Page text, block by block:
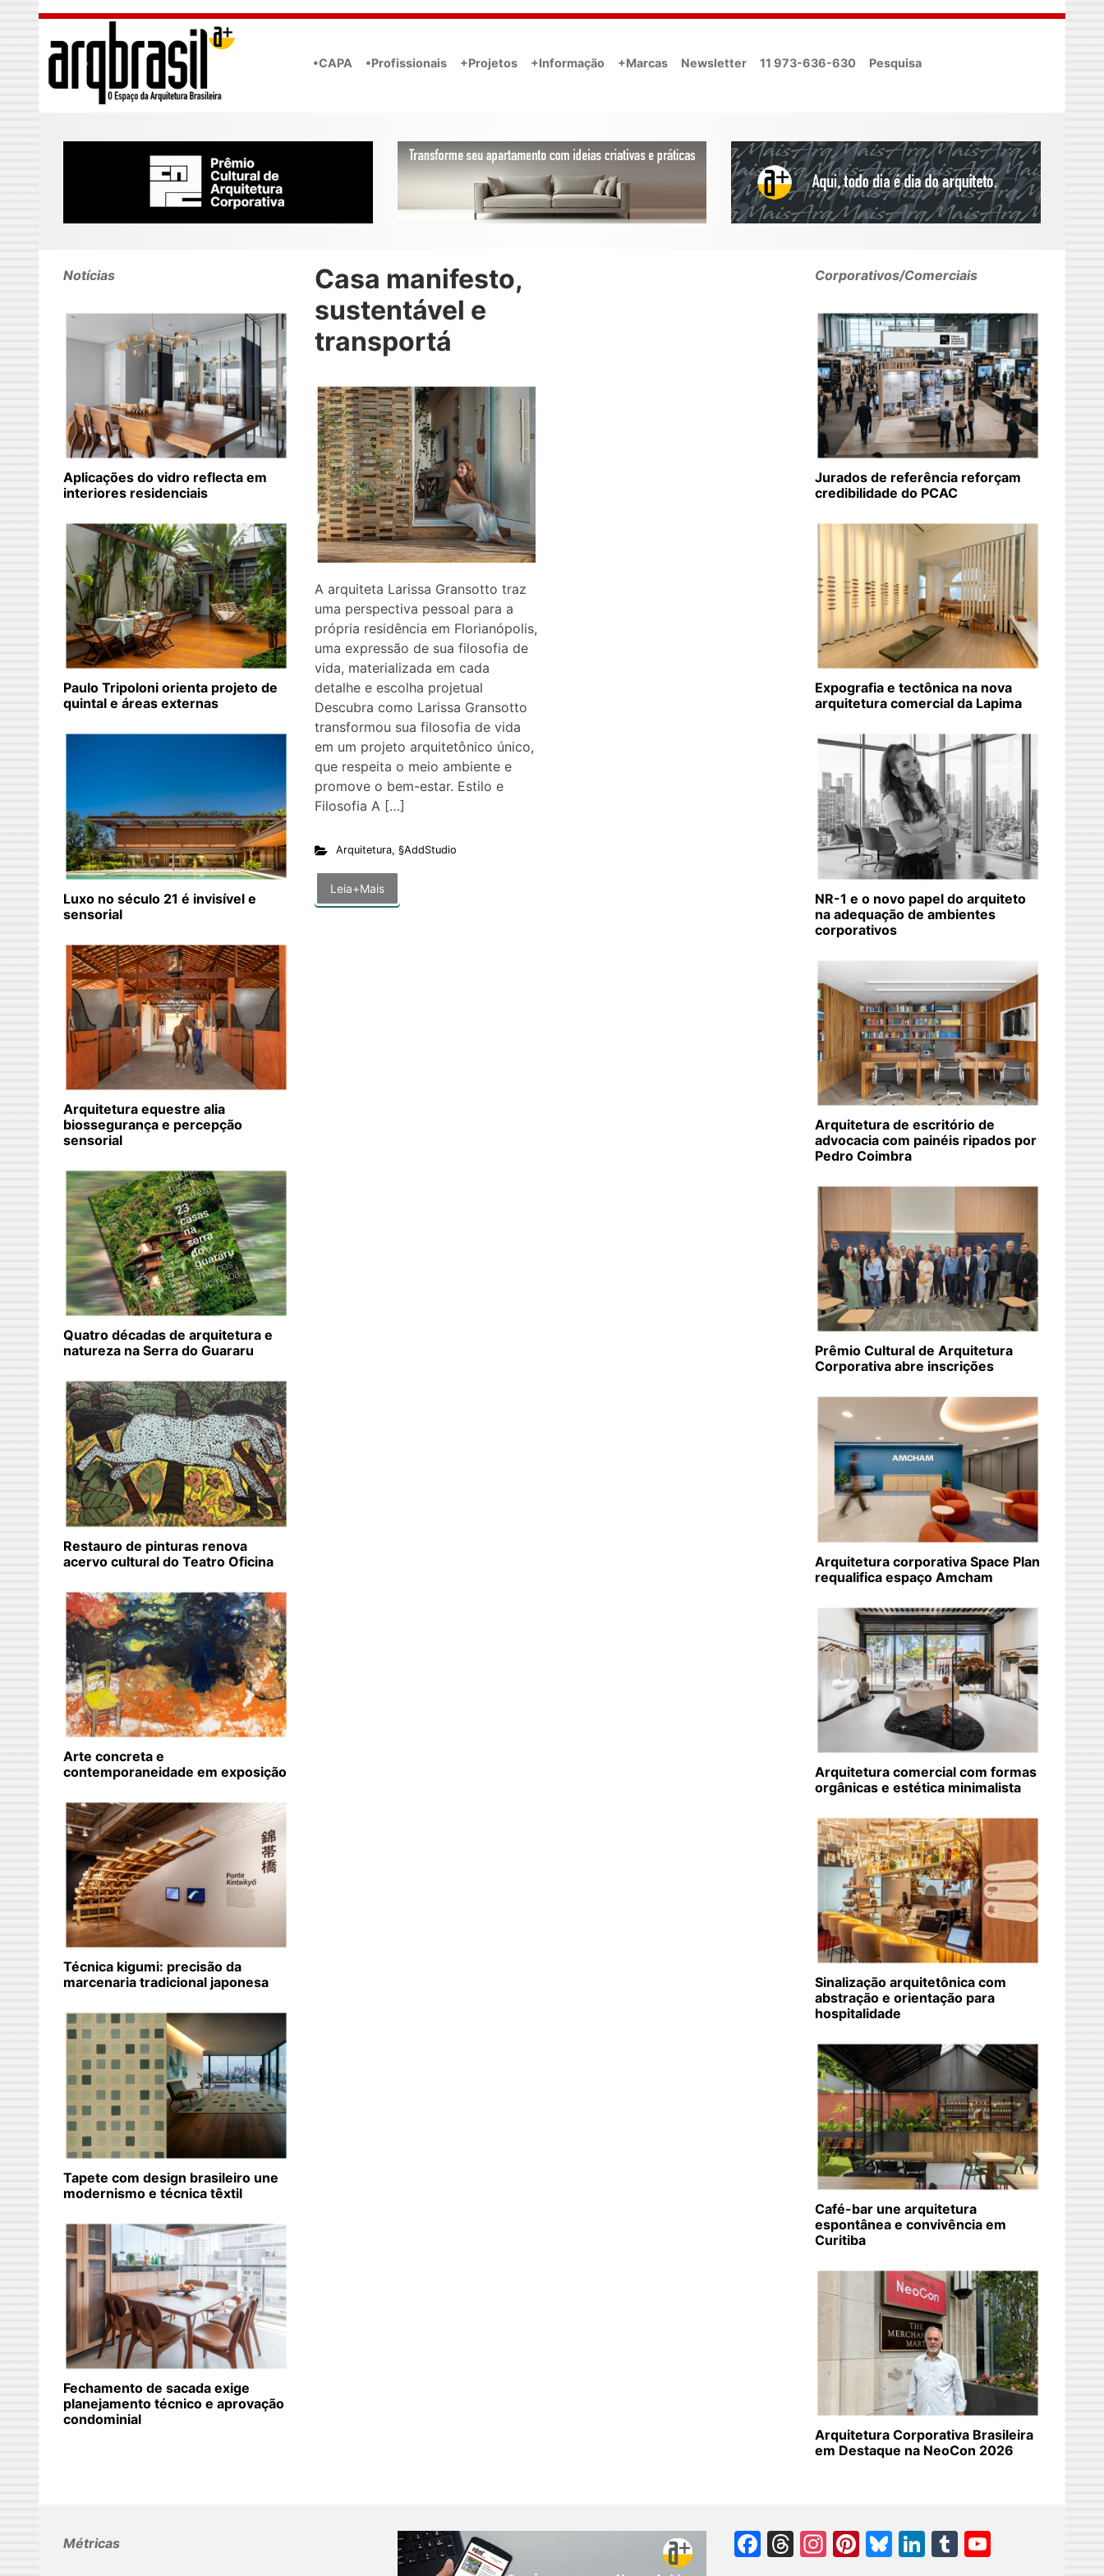
Skip to main content
•CAPA •Profissionais +Projetos +Informação +Marcas Newsletter 11 973-636-630 Pesquisa
Casa manifesto,
sustentável e
transportá
A arquiteta Larissa Gransotto traz
uma perspectiva pessoal para a
própria residência em Florianópolis,
uma expressão de sua filosofia de
vida, materializada em cada
detalhe e escolha projetual
Descubra como Larissa Gransotto
transformou sua filosofia de vida
em um projeto arquitetônico único,
que respeita o meio ambiente e
promove o bem-estar. Estilo e
Filosofia A […]
Arquitetura, §AddStudio
Leia+Mais
Notícias
Aplicações do vidro reflecta em
interiores residenciais
Paulo Tripoloni orienta projeto de
quintal e áreas externas
Luxo no século 21 é invisível e
sensorial
Arquitetura equestre alia
biossegurança e percepção
sensorial
Quatro décadas de arquitetura e
natureza na Serra do Guararu
Restauro de pinturas renova
acervo cultural do Teatro Oficina
Arte concreta e
contemporaneidade em exposição
Técnica kigumi: precisão da
marcenaria tradicional japonesa
Tapete com design brasileiro une
modernismo e técnica têxtil
Fechamento de sacada exige
planejamento técnico e aprovação
condominial
Corporativos/Comerciais
Jurados de referência reforçam
credibilidade do PCAC
Expografia e tectônica na nova
arquitetura comercial da Lapima
NR-1 e o novo papel do arquiteto
na adequação de ambientes
corporativos
Arquitetura de escritório de
advocacia com painéis ripados por
Pedro Coimbra
Prêmio Cultural de Arquitetura
Corporativa abre inscrições
Arquitetura corporativa Space Plan
requalifica espaço Amcham
Arquitetura comercial com formas
orgânicas e estética minimalista
Sinalização arquitetônica com
abstração e orientação para
hospitalidade
Café-bar une arquitetura
espontânea e convivência em
Curitiba
Arquitetura Corporativa Brasileira
em Destaque na NeoCon 2026
Métricas Facebook
Threads
Instagram
Pinterest
Bluesky
LinkedIn
Tumblr